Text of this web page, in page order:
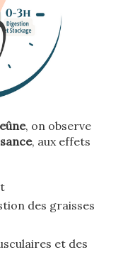
, on observe
, aux effets
des graisses
et des